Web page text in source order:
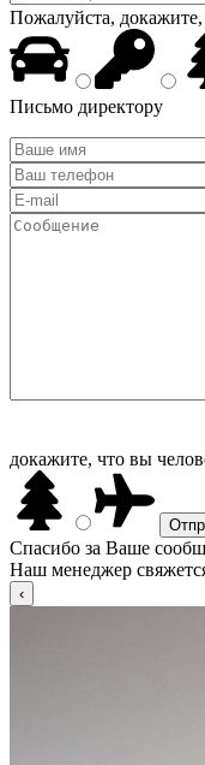
Пожалуйста,
Письмо директору
докажите, что вы
Спасибо за Ваше
Наш менеджер